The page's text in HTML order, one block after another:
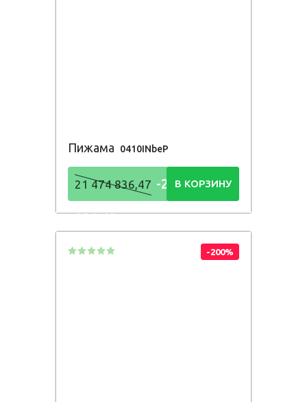
Пижама 0410INbeP
21 474 836,47 -21 474
836,48Р
В КОРЗИНУ
-200%